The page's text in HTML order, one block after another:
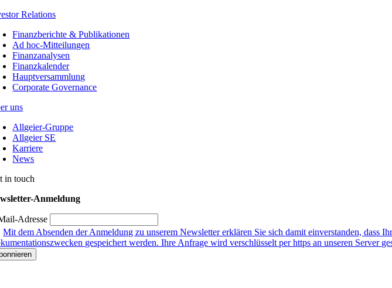
Relations
Finanzberichte & Publikationen
Ad hoc-Mitteilungen
Finanzanalysen
Finanzkalender
Hauptversammlung
Corporate Governance
uns
Allgeier-Gruppe
Allgeier SE
Karriere
News
in touch
Anmeldung
Adresse
Mit dem Absenden der Anmeldung zu unserem Newsletter erklären Sie sich damit einverstanden,
gespeichert werden. Ihre Anfrage wird verschlüsselt per https an unseren Server